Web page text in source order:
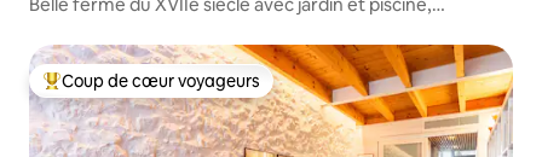
Coups de cœur voyageurs les plus appréciés
Coup de cœur voyageurs